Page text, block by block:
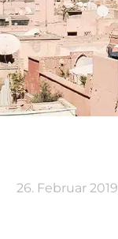
26. Februar 2019